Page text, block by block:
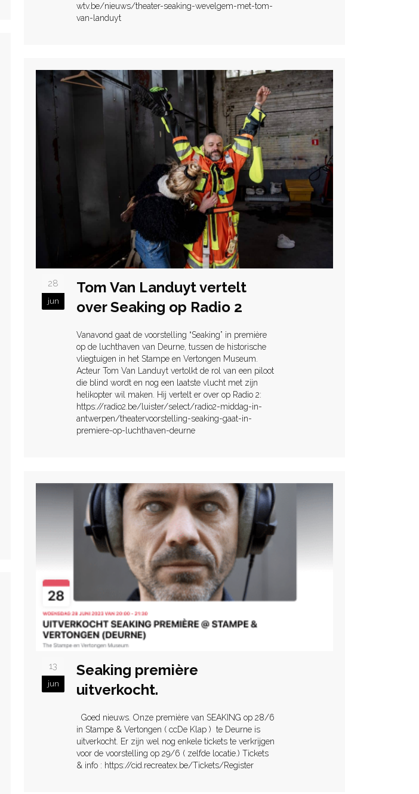
wtv.be/nieuws/theater-seaking-wevelgem-met-tom-
van-landuyt
28
jun
Tom Van Landuyt vertelt
over Seaking op Radio 2
Vanavond gaat de voorstelling “Seaking” in première
op de luchthaven van Deurne, tussen de historische
vliegtuigen in het Stampe en Vertongen Museum.
Acteur Tom Van Landuyt vertolkt de rol van een piloot
die blind wordt en nog een laatste vlucht met zijn
helikopter wil maken. Hij vertelt er over op Radio 2:
https://radio2.be/luister/select/radio2-middag-in-
antwerpen/theatervoorstelling-seaking-gaat-in-
premiere-op-luchthaven-deurne
13
jun
Seaking première
uitverkocht.
Goed nieuws. Onze première van SEAKING op 28/6
in Stampe & Vertongen ( ccDe Klap ) te Deurne is
uitverkocht. Er zijn wel nog enkele tickets te verkrijgen
voor de voorstelling op 29/6 ( zelfde locatie.) Tickets
& info : https://cid.recreatex.be/Tickets/Register